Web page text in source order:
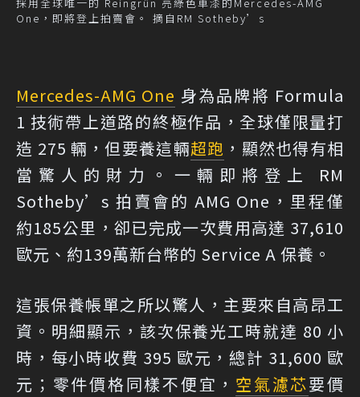
One，即將登上拍賣會。 摘自RM Sotheby’s
Mercedes-AMG One 身為品牌將 Formula
1 技術帶上道路的終極作品，全球僅限量打
造 275 輛，但要養這輛超跑 ，顯然也得有相
當驚人的財力。一輛即將登上 RM
Sotheby’s 拍賣會的 AMG One，里程僅
約185公里，卻已完成一次費用高達 37,610
歐元、約139萬新台幣的 Service A 保養。
這張保養帳單之所以驚人，主要來自高昂工
資。明細顯示，該次保養光工時就達 80 小
時，每小時收費 395 歐元，總計 31,600 歐
元；零件價格同樣不便宜， 空氣濾芯要價